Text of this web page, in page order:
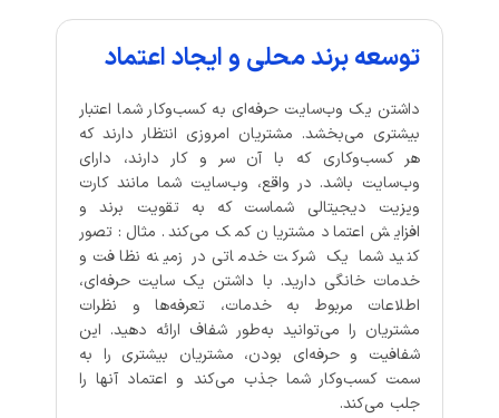
توسعه برند محلی و ایجاد اعتماد
داشتن یک وب‌سایت حرفه‌ای به کسب‌وکار شما اعتبار
بیشتری می‌بخشد. مشتریان امروزی انتظار دارند که
هر کسب‌وکاری که با آن سر و کار دارند، دارای
وب‌سایت باشد. در واقع، وب‌سایت شما مانند کارت
ویزیت دیجیتالی شماست که به تقویت برند و
افزایش اعتماد مشتریان کمک می‌کند. مثال: تصور
کنید شما یک شرکت خدماتی در زمینه نظافت و
خدمات خانگی دارید. با داشتن یک سایت حرفه‌ای،
اطلاعات مربوط به خدمات، تعرفه‌ها و نظرات
مشتریان را می‌توانید به‌طور شفاف ارائه دهید. این
شفافیت و حرفه‌ای بودن، مشتریان بیشتری را به
سمت کسب‌وکار شما جذب می‌کند و اعتماد آنها را
جلب می‌کند.